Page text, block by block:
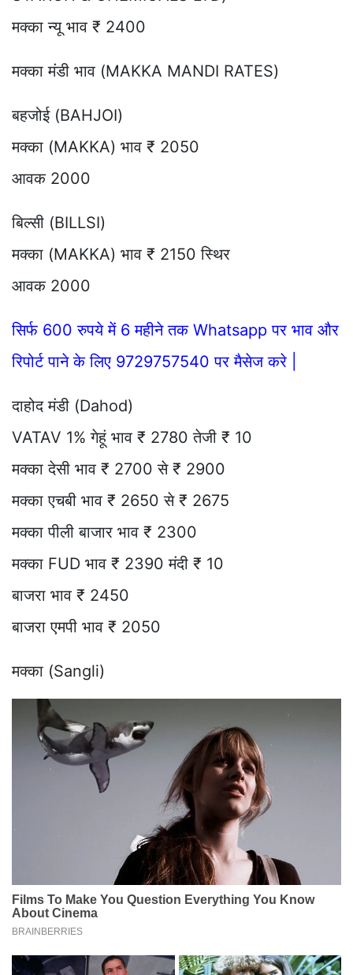
मक्का न्यू भाव ₹ 2400
मक्का मंडी भाव (MAKKA MANDI RATES)
बहजोई (BAHJOI)
मक्का (MAKKA) भाव ₹ 2050
आवक 2000
बिल्सी (BILLSI)
मक्का (MAKKA) भाव ₹ 2150 स्थिर
आवक 2000
सिर्फ 600 रुपये में 6 महीने तक Whatsapp पर भाव और
रिपोर्ट पाने के लिए 9729757540 पर मैसेज करे |
दाहोद मंडी (Dahod)
VATAV 1% गेहूं भाव ₹ 2780 तेजी ₹ 10
मक्का देसी भाव ₹ 2700 से ₹ 2900
मक्का एचबी भाव ₹ 2650 से ₹ 2675
मक्का पीली बाजार भाव ₹ 2300
मक्का FUD भाव ₹ 2390 मंदी ₹ 10
बाजरा भाव ₹ 2450
बाजरा एमपी भाव ₹ 2050
मक्का (Sangli)